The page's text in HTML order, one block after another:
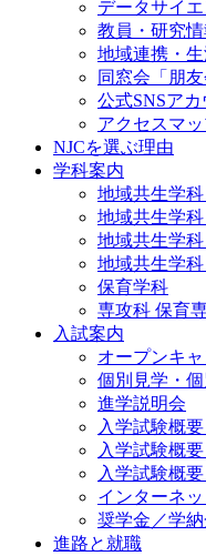
データサイ
教員・研究情
地域連携・
同窓会「朋友
公式SNSアカ
アクセスマ
NJCを選ぶ理由
学科案内
地域共⽣学
地域共生学
地域共生学
地域共⽣学
保育学科
専攻科 保育
入試案内
オープンキ
個別⾒学・
進学説明会
入学試験概要
入学試験概要
入学試験概要
インターネ
奨学金／学納
進路と就職